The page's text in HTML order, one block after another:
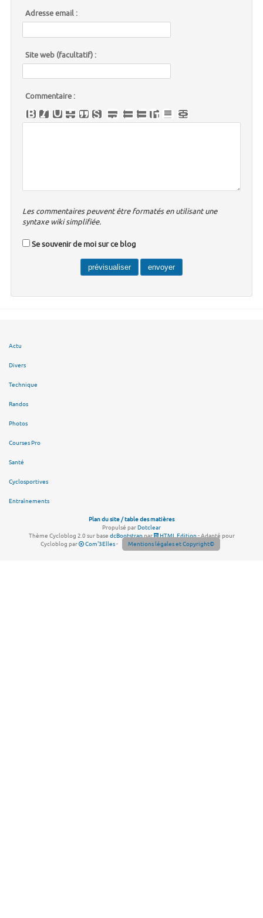
Adresse email :
Site web (facultatif) :
Commentaire :
Les commentaires peuvent être formatés en utilisant une
syntaxe wiki simplifiée.
Se souvenir de moi sur ce blog
Actu
Divers
Technique
Randos
Photos
Courses Pro
Santé
Cyclosportives
Entraînements
Plan du site / table des matières
Propulsé parDotclear
Thème Cycloblog 2.0 sur base dcBootstrappar HTML Edition- Adapté pour
Cycloblog par
Com'3Elles- Mentions légales et Copyright©